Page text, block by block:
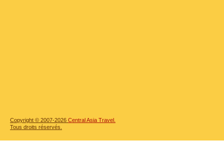
Copyright © 2007-2026 Central Asia Travel.
Tous droits réservés.